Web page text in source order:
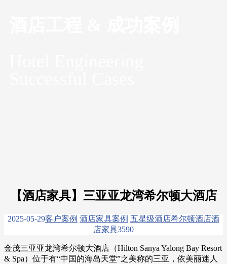
【酒店家具】三亚亚龙湾希尔顿大酒店
2025-05-29客户案例 酒店家具案例 五星级酒店希尔顿酒店酒
店家具3590
金茂三亚亚龙湾希尔顿大酒店（Hilton Sanya Yalong Bay Resort
& Spa）位于有“中国的海岛天堂”之美称的三亚，依美丽迷人